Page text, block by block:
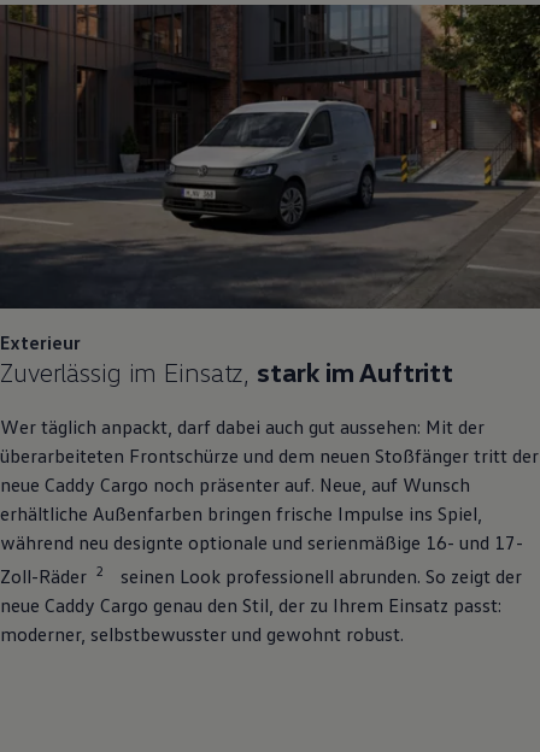
Exterieur
Zuverlässig im Einsatz, stark im Auftritt
Wer täglich anpackt, darf dabei auch gut aussehen: Mit der
überarbeiteten Frontschürze und dem neuen Stoßfänger tritt der
neue Caddy Cargo noch präsenter auf. Neue, auf Wunsch
erhältliche Außenfarben bringen frische Impulse ins Spiel,
während neu designte optionale und serienmäßige 16- und 17-
Zoll-Räder 2
seinen Look professionell abrunden. So zeigt der
neue Caddy Cargo genau den Stil, der zu Ihrem Einsatz passt:
moderner, selbstbewusster und gewohnt robust.